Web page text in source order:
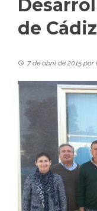
de Cádiz
7 de abril de 2015 por